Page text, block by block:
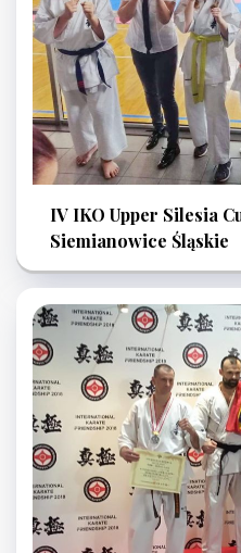
IV IKO Upper Silesia
Siemianowice Śląskie